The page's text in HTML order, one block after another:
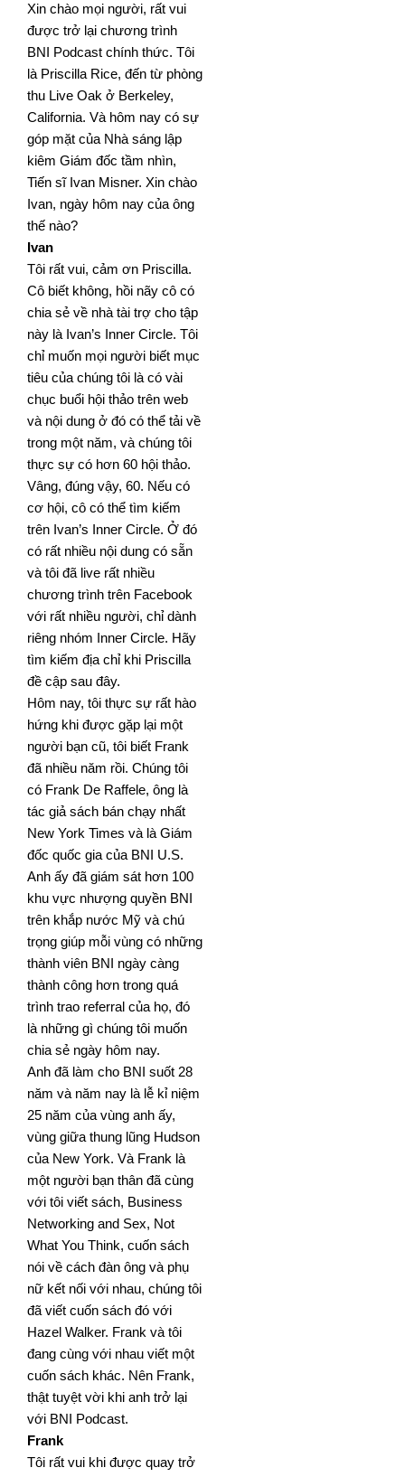
Xin chào mọi người, rất vui
được trở lại chương trình
BNI Podcast chính thức. Tôi
là Priscilla Rice, đến từ phòng
thu Live Oak ở Berkeley,
California. Và hôm nay có sự
góp mặt của Nhà sáng lập
kiêm Giám đốc tầm nhìn,
Tiến sĩ Ivan Misner. Xin chào
Ivan, ngày hôm nay của ông
thế nào?
Ivan
Tôi rất vui, cảm ơn Priscilla.
Cô biết không, hồi nãy cô có
chia sẻ về nhà tài trợ cho tập
này là Ivan’s Inner Circle. Tôi
chỉ muốn mọi người biết mục
tiêu của chúng tôi là có vài
chục buổi hội thảo trên web
và nội dung ở đó có thể tải về
trong một năm, và chúng tôi
thực sự có hơn 60 hội thảo.
Vâng, đúng vậy, 60. Nếu có
cơ hội, cô có thể tìm kiếm
trên Ivan’s Inner Circle. Ở đó
có rất nhiều nội dung có sẵn
và tôi đã live rất nhiều
chương trình trên Facebook
với rất nhiều người, chỉ dành
riêng nhóm Inner Circle. Hãy
tìm kiếm địa chỉ khi Priscilla
đề cập sau đây.
Hôm nay, tôi thực sự rất hào
hứng khi được gặp lại một
người bạn cũ, tôi biết Frank
đã nhiều năm rồi. Chúng tôi
có Frank De Raffele, ông là
tác giả sách bán chạy nhất
New York Times và là Giám
đốc quốc gia của BNI U.S.
Anh ấy đã giám sát hơn 100
khu vực nhượng quyền BNI
trên khắp nước Mỹ và chú
trọng giúp mỗi vùng có những
thành viên BNI ngày càng
thành công hơn trong quá
trình trao referral của họ, đó
là những gì chúng tôi muốn
chia sẻ ngày hôm nay.
Anh đã làm cho BNI suốt 28
năm và năm nay là lễ kỉ niệm
25 năm của vùng anh ấy,
vùng giữa thung lũng Hudson
của New York. Và Frank là
một người bạn thân đã cùng
với tôi viết sách, Business
Networking and Sex, Not
What You Think, cuốn sách
nói về cách đàn ông và phụ
nữ kết nối với nhau, chúng tôi
đã viết cuốn sách đó với
Hazel Walker. Frank và tôi
đang cùng với nhau viết một
cuốn sách khác. Nên Frank,
thật tuyệt vời khi anh trở lại
với BNI Podcast.
Frank
Tôi rất vui khi được quay trở